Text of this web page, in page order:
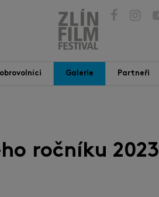
Galerie Partneři
ročníku 2023